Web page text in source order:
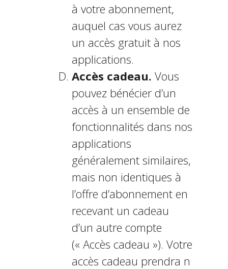
à votre abonnement,
auquel cas vous aurez
un accès gratuit à nos
applications.
Accès cadeau. Vous
pouvez bénéficier d’un
accès à un ensemble de
fonctionnalités dans nos
applications
généralement similaires,
mais non identiques à
l’offre d’abonnement en
recevant un cadeau
d’un autre compte
(« Accès cadeau »). Votre
accès cadeau prendra fin